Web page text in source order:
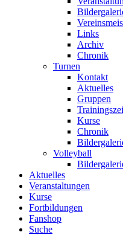
Links
Archiv
Chronik
Turnen
Kontakt
Aktuelles
Gruppen
Kurse
Chronik
Volleyball
Aktuelles
Veranstaltungen
Kurse
Fortbildungen
Fanshop
Suche